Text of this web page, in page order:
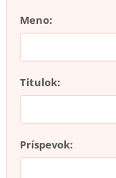
Meno:
Titulok:
Príspevok: